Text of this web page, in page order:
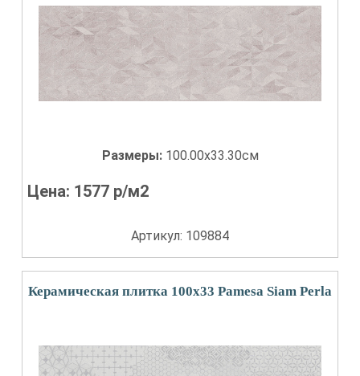
Размеры: 100.00x33.30см
Цена: 1577 р/м2
Артикул: 109884
Керамическая плитка 100x33 Pamesa Siam Perla